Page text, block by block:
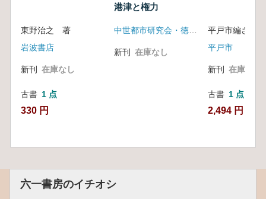
東野治之 著
岩波書店
新刊 在庫なし
古書 1 点
330 円
港津と権力
新刊 在庫なし
平戸市編さん
平戸市
新刊 在庫なし
古書 1 点
2,494 円
六一書房のイチオシ